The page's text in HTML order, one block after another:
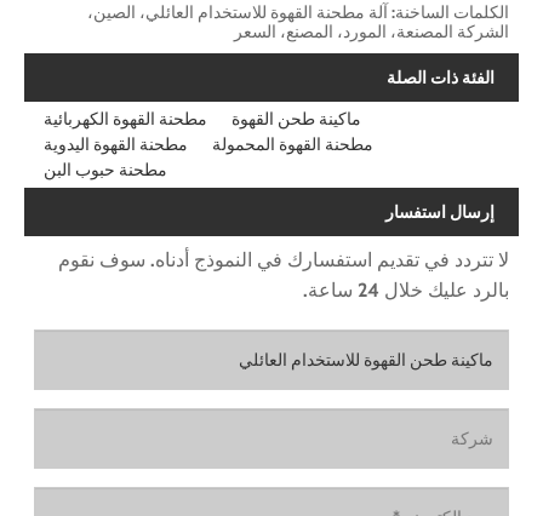
الكلمات الساخنة: آلة مطحنة القهوة للاستخدام العائلي، الصين،
الشركة المصنعة، المورد، المصنع، السعر
الفئة ذات الصلة
مطحنة القهوة الكهربائية
ماكينة طحن القهوة
مطحنة القهوة اليدوية
مطحنة القهوة المحمولة
مطحنة حبوب البن
إرسال استفسار
لا تتردد في تقديم استفسارك في النموذج أدناه. سوف نقوم
بالرد عليك خلال 24 ساعة.